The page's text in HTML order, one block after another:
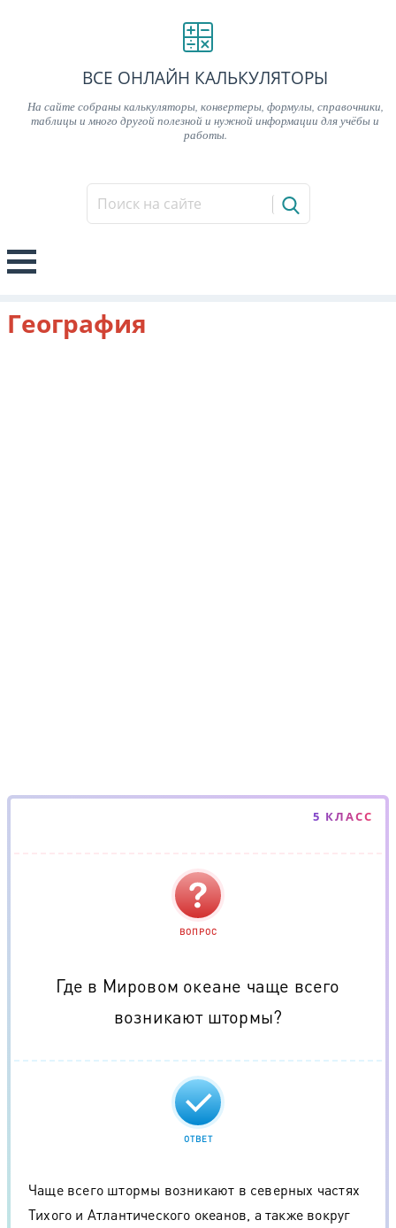
ВСЕ ОНЛАЙН КАЛЬКУЛЯТОРЫ
На сайте собраны калькуляторы, конвертеры, формулы, справочники,
таблицы и много другой полезной и нужной информации для учёбы и
работы.
География
5 КЛАСС
ВОПРОС
Где в Мировом океане чаще всего
возникают штормы?
ОТВЕТ
Чаще всего штормы возникают в северных частях
Тихого и Атлантического океанов, а также вокруг